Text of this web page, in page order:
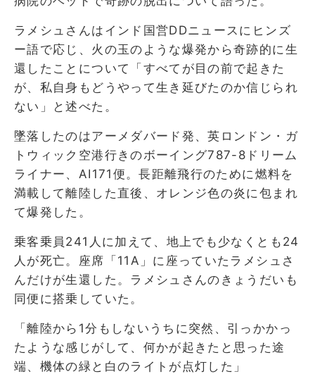
ラメシュさんはインド国営DDニュースにヒンズ
ー語で応じ、火の玉のような爆発から奇跡的に生
還したことについて「すべてが目の前で起きた
が、私自身もどうやって生き延びたのか信じられ
ない」と述べた。
墜落したのはアーメダバード発、英ロンドン・ガ
トウィック空港行きのボーイング787-8ドリーム
ライナー、AI171便。長距離飛行のために燃料を
満載して離陸した直後、オレンジ色の炎に包まれ
て爆発した。
乗客乗員241人に加えて、地上でも少なくとも24
人が死亡。座席「11A」に座っていたラメシュさ
んだけが生還した。ラメシュさんのきょうだいも
同便に搭乗していた。
「離陸から1分もしないうちに突然、引っかかっ
たような感じがして、何かが起きたと思った途
端、機体の緑と白のライトが点灯した」